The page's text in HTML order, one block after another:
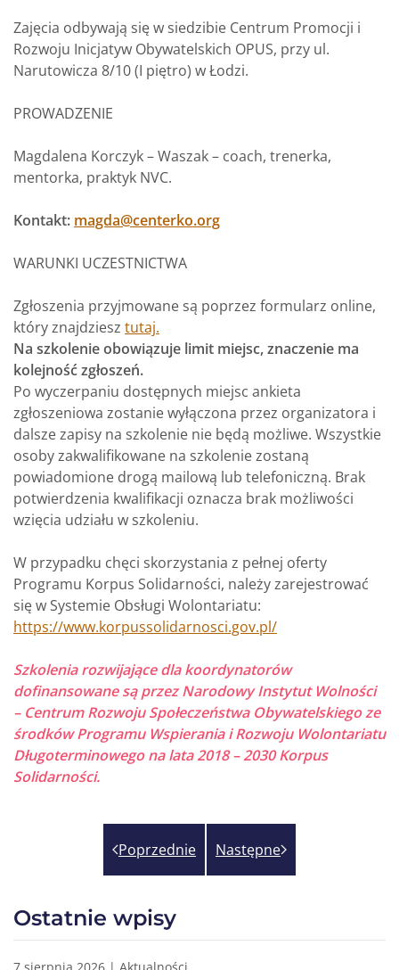
Zajęcia odbywają się w siedzibie Centrum Promocji i
Rozwoju Inicjatyw Obywatelskich OPUS, przy ul.
Narutowicza 8/10 (I piętro) w Łodzi.
PROWADZENIE
Magdalena Korczyk – Waszak – coach, trenerka,
mentorka, praktyk NVC.
Kontakt: magda@centerko.org
WARUNKI UCZESTNICTWA
Zgłoszenia przyjmowane są poprzez formularz online,
który znajdziesz tutaj.
Na szkolenie obowiązuje limit miejsc, znaczenie ma
kolejność zgłoszeń.
Po wyczerpaniu dostępnych miejsc ankieta
zgłoszeniowa zostanie wyłączona przez organizatora i
dalsze zapisy na szkolenie nie będą możliwe. Wszystkie
osoby zakwalifikowane na szkolenie zostaną
powiadomione drogą mailową lub telefoniczną. Brak
potwierdzenia kwalifikacji oznacza brak możliwości
wzięcia udziału w szkoleniu.
W przypadku chęci skorzystania z pełnej oferty
Programu Korpus Solidarności, należy zarejestrować
się w Systemie Obsługi Wolontariatu:
https://www.korpussolidarnosci.gov.pl/
Szkolenia rozwijające dla koordynatorów
dofinansowane są przez Narodowy Instytut Wolności
– Centrum Rozwoju Społeczeństwa Obywatelskiego ze
środków Programu Wspierania i Rozwoju Wolontariatu
Długoterminowego na lata 2018 – 2030 Korpus
Solidarności.
Poprzednie Następne
Ostatnie wpisy